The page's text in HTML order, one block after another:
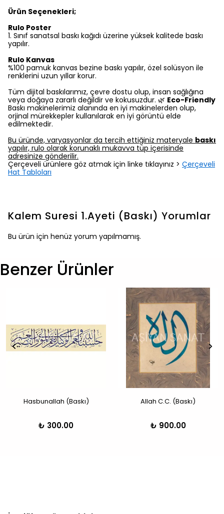
Ürün Seçenekleri;
Rulo Poster
1.⁠ ⁠Sınıf sanatsal baskı kağıdı üzerine yüksek kalitede baskı
yapılır.
Rulo Kanvas
%100 pamuk kanvas bezine baskı yapılır, özel solüsyon ile
renklerini uzun yıllar korur.
Tüm dijital baskılarımız, çevre dostu olup, insan sağlığına
veya doğaya zararlı değildir ve kokusuzdur. 🌿 Eco-Friendly
Baskı makinelerimiz alanında en iyi makinelerden olup,
orjinal mürekkepler kullanılarak en iyi görüntü elde
edilmektedir.
Bu üründe, varyasyonlar da tercih ettiğiniz materyale baskı
yapılır, rulo olarak korunaklı mukavva tüp içerisinde
adresinize gönderilir.
Çerçeveli ürünlere göz atmak için linke tıklayınız > Çerçeveli
Hat Tabloları
Kalem Suresi 1.Ayeti (Baskı) Yorumlar
Bu ürün için henüz yorum yapılmamış.
Benzer Ürünler
Hasbunallah (Baskı)
₺ 300.00
Allah C.C. (Baskı)
₺ 900.00